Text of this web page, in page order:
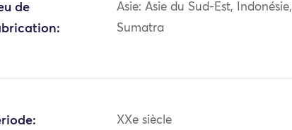
de
Asie: Asie du Sud-Est, Indonésie,
Sumatra
XXe siècle